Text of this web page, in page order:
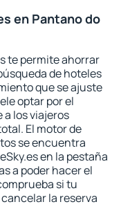
en Pantano do
te permite ahorrar
de hoteles
que se ajuste
optar por el
a los viajeros
El motor de
se encuentra
en la pestaña
a poder hacer el
si tu
la reserva